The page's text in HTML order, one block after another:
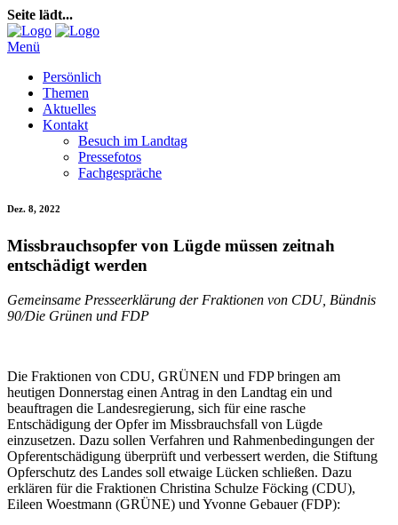
Seite lädt...
Menü
Persönlich
Themen
Aktuelles
Kontakt
Besuch im Landtag
Pressefotos
Fachgespräche
Dez. 8, 2022
Missbrauchsopfer von Lügde müssen zeitnah
entschädigt werden
Gemeinsame Presseerklärung der Fraktionen von CDU, Bündnis
90/Die Grünen und FDP
Die Fraktionen von CDU, GRÜNEN und FDP bringen am
heutigen Donnerstag einen Antrag in den Landtag ein und
beauftragen die Landesregierung, sich für eine rasche
Entschädigung der Opfer im Missbrauchsfall von Lügde
einzusetzen. Dazu sollen Verfahren und Rahmenbedingungen der
Opferentschädigung überprüft und verbessert werden, die Stiftung
Opferschutz des Landes soll etwaige Lücken schließen. Dazu
erklären für die Fraktionen Christina Schulze Föcking (CDU),
Eileen Woestmann (GRÜNE) und Yvonne Gebauer (FDP):